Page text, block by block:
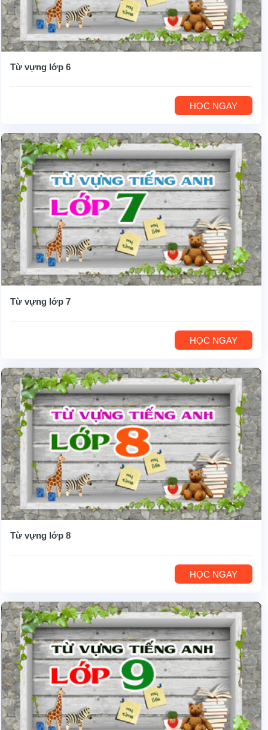
Từ vựng lớp 6
HỌC NGAY
Từ vựng lớp 7
HỌC NGAY
Từ vựng lớp 8
HỌC NGAY